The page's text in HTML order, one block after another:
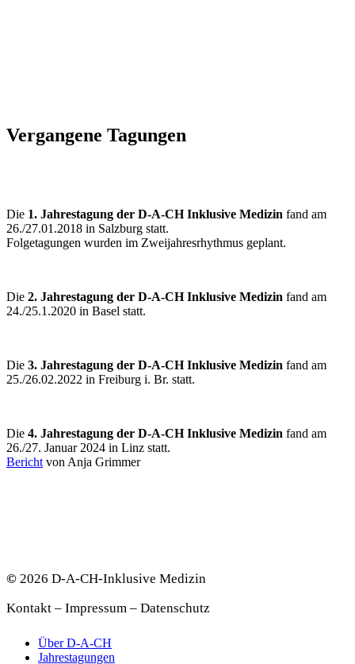
Vergangene Tagungen
Die 1. Jahrestagung der D-A-CH Inklusive Medizin fand am
26./27.01.2018 in Salzburg statt.
Folgetagungen wurden im Zweijahresrhythmus geplant.
Die 2. Jahrestagung der D-A-CH Inklusive Medizin fand am
24./25.1.2020 in Basel statt.
Die 3. Jahrestagung der D-A-CH Inklusive Medizin fand am
25./26.02.2022 in Freiburg i. Br. statt.
Die 4. Jahrestagung der D-A-CH Inklusive Medizin fand am
26./27. Januar 2024 in Linz statt.
Bericht von Anja Grimmer
© 2026 D-A-CH-Inklusive Medizin
Kontakt – Impressum – Datenschutz
Close
Menu
Über D-A-CH
Jahrestagungen